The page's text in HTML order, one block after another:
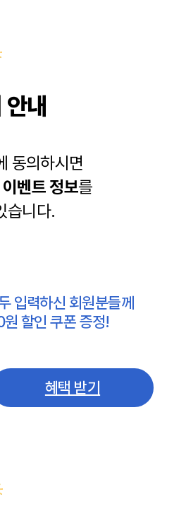
내
동의하시면
이벤트 정보를
습니다.
입력하신 회원분들께
할인 쿠폰 증정!
혜택 받기